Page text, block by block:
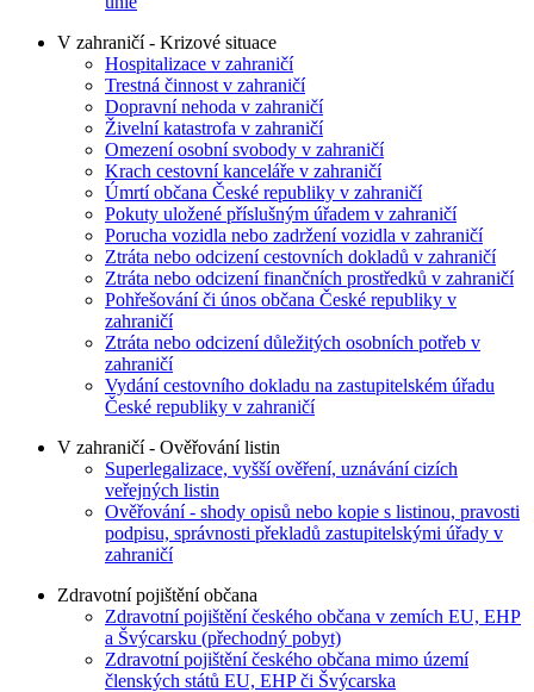
V zahraničí - Krizové situace
Hospitalizace v zahraničí
Trestná činnost v zahraničí
Dopravní nehoda v zahraničí
Živelní katastrofa v zahraničí
Omezení osobní svobody v zahraničí
Krach cestovní kanceláře v zahraničí
Úmrtí občana České republiky v zahraničí
Pokuty uložené příslušným úřadem v zahraničí
Porucha vozidla nebo zadržení vozidla v zahraničí
Ztráta nebo odcizení cestovních dokladů v zahraničí
Ztráta nebo odcizení finančních prostředků v zahraničí
Pohřešování či únos občana České republiky v
zahraničí
Ztráta nebo odcizení důležitých osobních potřeb v
zahraničí
Vydání cestovního dokladu na zastupitelském úřadu
České republiky v zahraničí
V zahraničí - Ověřování listin
Superlegalizace, vyšší ověření, uznávání cizích
veřejných listin
Ověřování - shody opisů nebo kopie s listinou, pravosti
podpisu, správnosti překladů zastupitelskými úřady v
zahraničí
Zdravotní pojištění občana
Zdravotní pojištění českého občana v zemích EU, EHP
a Švýcarsku (přechodný pobyt)
Zdravotní pojištění českého občana mimo území
členských států EU, EHP či Švýcarska